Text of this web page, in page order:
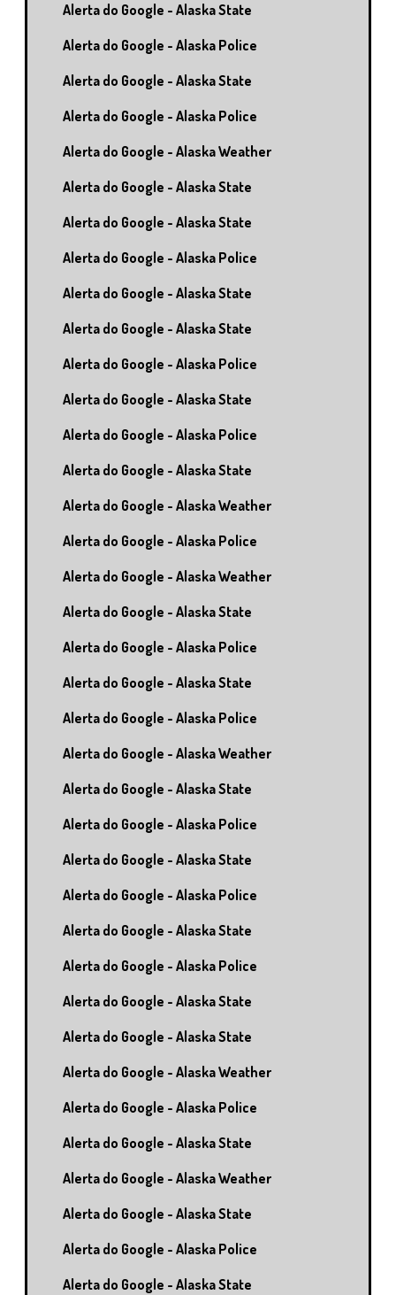
Alerta do Google - Alaska State
Alerta do Google - Alaska Police
Alerta do Google - Alaska State
Alerta do Google - Alaska Police
Alerta do Google - Alaska Weather
Alerta do Google - Alaska State
Alerta do Google - Alaska State
Alerta do Google - Alaska Police
Alerta do Google - Alaska State
Alerta do Google - Alaska State
Alerta do Google - Alaska Police
Alerta do Google - Alaska State
Alerta do Google - Alaska Police
Alerta do Google - Alaska State
Alerta do Google - Alaska Weather
Alerta do Google - Alaska Police
Alerta do Google - Alaska Weather
Alerta do Google - Alaska State
Alerta do Google - Alaska Police
Alerta do Google - Alaska State
Alerta do Google - Alaska Police
Alerta do Google - Alaska Weather
Alerta do Google - Alaska State
Alerta do Google - Alaska Police
Alerta do Google - Alaska State
Alerta do Google - Alaska Police
Alerta do Google - Alaska State
Alerta do Google - Alaska Police
Alerta do Google - Alaska State
Alerta do Google - Alaska State
Alerta do Google - Alaska Weather
Alerta do Google - Alaska Police
Alerta do Google - Alaska State
Alerta do Google - Alaska Weather
Alerta do Google - Alaska State
Alerta do Google - Alaska Police
Alerta do Google - Alaska State